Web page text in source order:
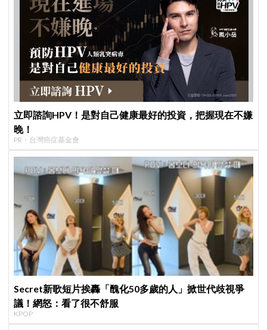
立即諮詢HPV！是對自己健康最好的投資，把握現在不嫌
晚！
PR・台灣癌症基金會
Secret新歌短片挨轟「醜化50多歲的人」掀世代歧視爭
議！網怒：看了很不舒服
KPOP